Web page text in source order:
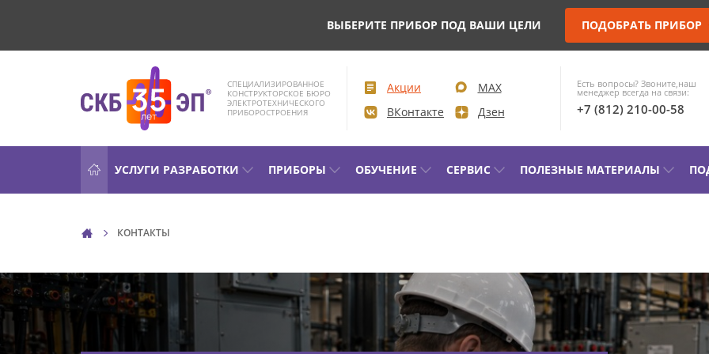
ВЫБЕРИТЕ ПРИБОР ПОД ВАШИ ЦЕЛИ ПОДОБРАТЬ ПРИБОР
СПЕЦИАЛИЗИРОВАННОЕ
КОНСТРУКТОРСКОЕ БЮРО
ЭЛЕКТРОТЕХНИЧЕСКОГО
ПРИБОРОСТРОЕНИЯ
Акции
MAX
ВКонтакте
Дзен
Есть вопросы? Звоните,наш
менеджер всегда на связи:
+7 (812) 210-00-58
УСЛУГИ РАЗРАБОТКИ ПРИБОРЫ
УПРАВЛЕНИЕ ПРИВОДОМ ВВ И
ПРОВЕРКА МИНИМАЛЬНОГО
НАПРЯЖЕНИЯ СРАБАТЫВАНИЯ
ОБУЧЕНИЕ СЕРВИС ПОЛЕЗНЫЕ МАТЕРИАЛЫ
КОНТАКТЫ